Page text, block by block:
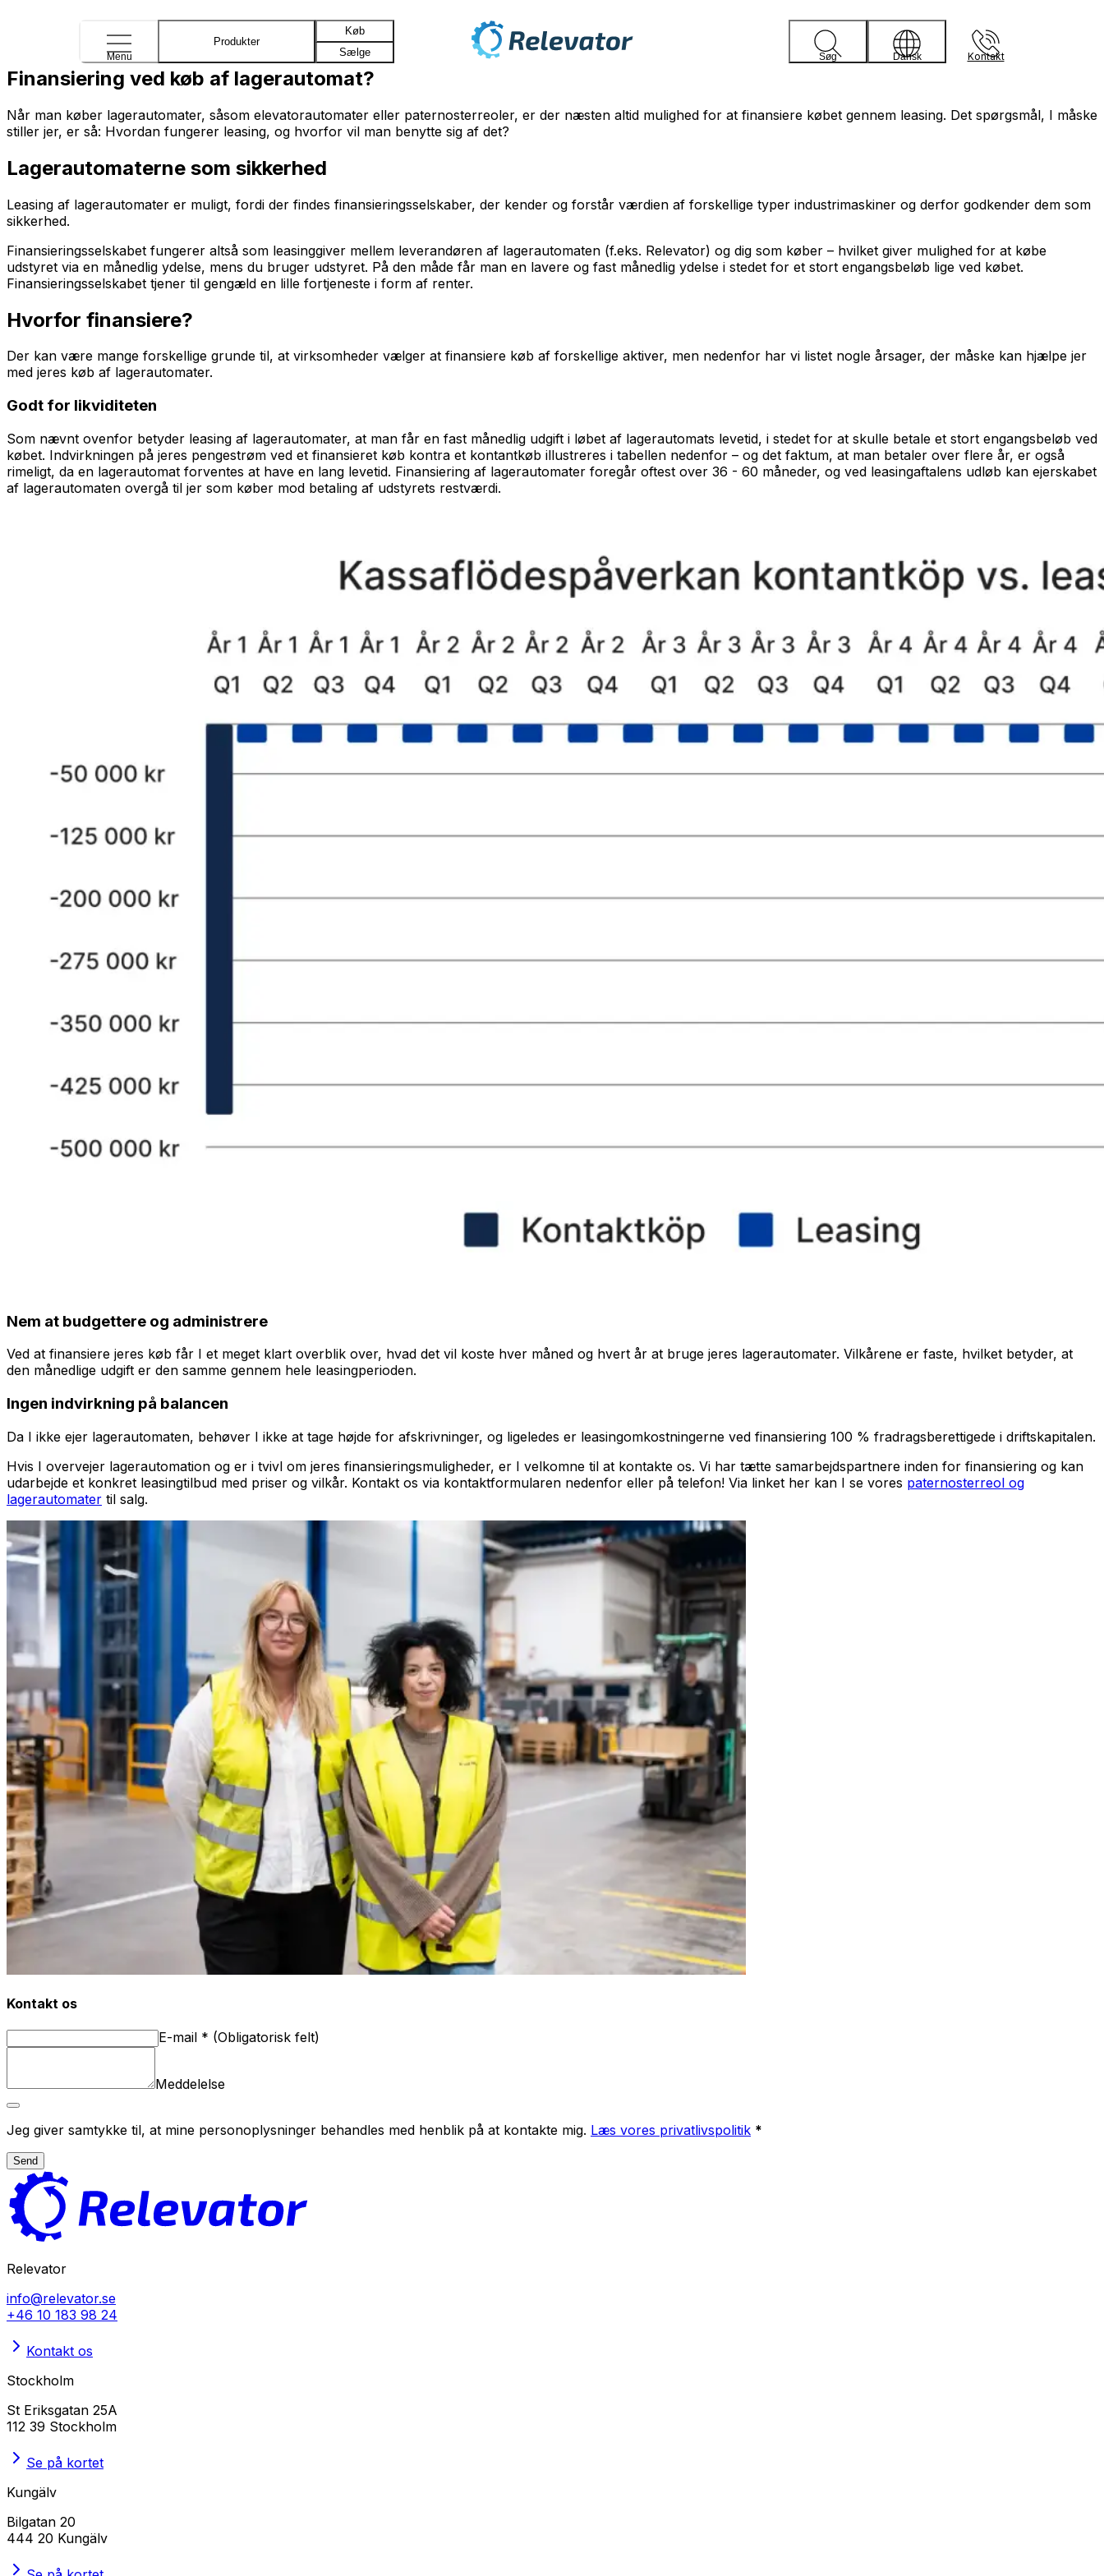
Menu
Produkter
Køb
Sælge
Søg Dansk Kontakt
Finansiering ved køb af lagerautomat?
Når man køber lagerautomater, såsom elevatorautomater eller paternosterreoler, er der næsten altid mulighed for at finansiere købet gennem leasing. Det spørgsmål, I måske
stiller jer, er så: Hvordan fungerer leasing, og hvorfor vil man benytte sig af det?
Lagerautomaterne som sikkerhed
Leasing af lagerautomater er muligt, fordi der findes finansieringsselskaber, der kender og forstår værdien af forskellige typer industrimaskiner og derfor godkender dem som
sikkerhed.
Finansieringsselskabet fungerer altså som leasinggiver mellem leverandøren af lagerautomaten (f.eks. Relevator) og dig som køber – hvilket giver mulighed for at købe
udstyret via en månedlig ydelse, mens du bruger udstyret. På den måde får man en lavere og fast månedlig ydelse i stedet for et stort engangsbeløb lige ved købet.
Finansieringsselskabet tjener til gengæld en lille fortjeneste i form af renter.
Hvorfor finansiere?
Der kan være mange forskellige grunde til, at virksomheder vælger at finansiere køb af forskellige aktiver, men nedenfor har vi listet nogle årsager, der måske kan hjælpe jer
med jeres køb af lagerautomater.
Godt for likviditeten
Som nævnt ovenfor betyder leasing af lagerautomater, at man får en fast månedlig udgift i løbet af lagerautomats levetid, i stedet for at skulle betale et stort engangsbeløb ved
købet. Indvirkningen på jeres pengestrøm ved et finansieret køb kontra et kontantkøb illustreres i tabellen nedenfor – og det faktum, at man betaler over flere år, er også
rimeligt, da en lagerautomat forventes at have en lang levetid. Finansiering af lagerautomater foregår oftest over 36 - 60 måneder, og ved leasingaftalens udløb kan ejerskabet
af lagerautomaten overgå til jer som køber mod betaling af udstyrets restværdi.
Nem at budgettere og administrere
Ved at finansiere jeres køb får I et meget klart overblik over, hvad det vil koste hver måned og hvert år at bruge jeres lagerautomater. Vilkårene er faste, hvilket betyder, at
den månedlige udgift er den samme gennem hele leasingperioden.
Ingen indvirkning på balancen
Da I ikke ejer lagerautomaten, behøver I ikke at tage højde for afskrivninger, og ligeledes er leasingomkostningerne ved finansiering 100 % fradragsberettigede i driftskapitalen.
Hvis I overvejer lagerautomation og er i tvivl om jeres finansieringsmuligheder, er I velkomne til at kontakte os. Vi har tætte samarbejdspartnere inden for finansiering og kan
udarbejde et konkret leasingtilbud med priser og vilkår. Kontakt os via kontaktformularen nedenfor eller på telefon! Via linket her kan I se vores paternosterreol og
lagerautomater til salg.
Kontakt os
E-mail * (Obligatorisk felt)
Meddelelse
Jeg giver samtykke til, at mine personoplysninger behandles med henblik på at kontakte mig. Læs vores privatlivspolitik *
Send
Relevator
info@relevator.se
+46 10 183 98 24
Kontakt os
Stockholm
St Eriksgatan 25A
112 39 Stockholm
Se på kortet
Kungälv
Bilgatan 20
444 20 Kungälv